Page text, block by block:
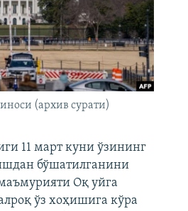
(архив сурати)
11 март куни ўзининг
бўшатилганини
Оқ уйга
ўз хоҳишига кўра